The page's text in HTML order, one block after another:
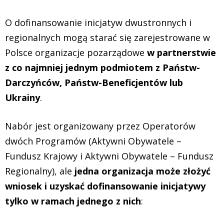
O dofinansowanie inicjatyw dwustronnych i
regionalnych mogą starać się zarejestrowane w
Polsce organizacje pozarządowe w partnerstwie
z co najmniej jednym podmiotem z Państw-
Darczyńców, Państw-Beneficjentów lub
Ukrainy.
Nabór jest organizowany przez Operatorów
dwóch Programów (Aktywni Obywatele –
Fundusz Krajowy i Aktywni Obywatele – Fundusz
Regionalny), ale jedna organizacja może złożyć
wniosek i uzyskać dofinansowanie inicjatywy
tylko w ramach jednego z nich: